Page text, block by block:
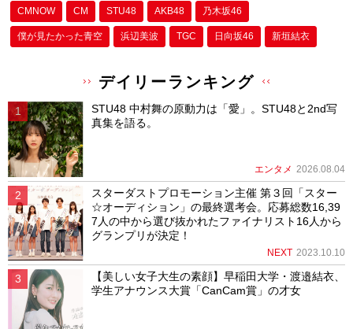
CMNOW CM STU48 AKB48 乃木坂46
僕が⾒たかった⻘空 浜辺美波 TGC 日向坂46 新垣結衣
デイリーランキング
STU48 中村舞の原動力は「愛」。STU48と2nd写
真集を語る。
エンタメ 2026.08.04
スターダストプロモーション主催 第３回「スター
☆オーディション」の最終選考会。応募総数16,39
7人の中から選び抜かれたファイナリスト16人から
グランプリが決定！
NEXT 2023.10.10
【美しい女子大生の素顔】早稲田大学・渡邉結衣、
学生アナウンス大賞「CanCam賞」の才女